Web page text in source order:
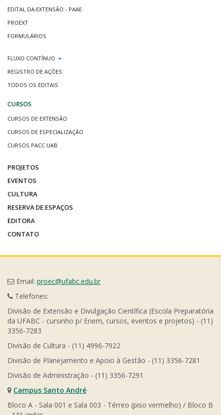
EDITAL DA EXTENSÃO - PAAE
PROEXT
FORMULÁRIOS
FLUXO CONTÍNUO
REGISTRO DE AÇÕES
TODOS OS EDITAIS
CURSOS
CURSOS DE EXTENSÃO
CURSOS DE ESPECIALIZAÇÃO
CURSOS PACC UAB
PROJETOS
EVENTOS
CULTURA
RESERVA DE ESPAÇOS
EDITORA
CONTATO
Email: proec@ufabc.edu.br
Telefones:
Divisão de Extensão e Divulgação Científica (Escola Preparatória
da UFABC - cursinho p/ Enem, cursos, eventos e projetos) - (11)
3356-7283
Divisão de Cultura - (11) 4996-7922
Divisão de Planejamento e Apoio à Gestão - (11) 3356-7281
Divisão de Administração - (11) 3356-7291
Campus Santo André
Bloco A - Sala 001 e Sala 003 - Térreo (piso vermelho) / Bloco B